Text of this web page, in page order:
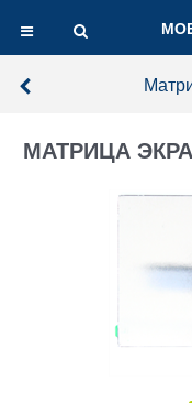
МАТРИЦА